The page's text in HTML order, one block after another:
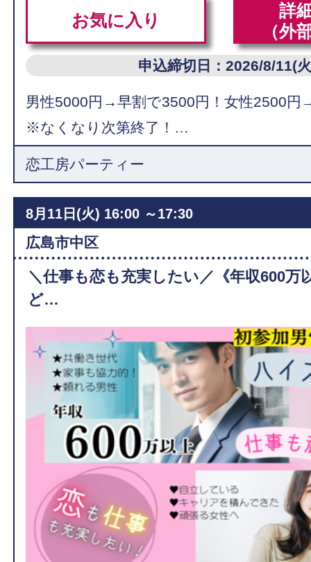
お気に入り
詳
（外
申込締切日：2026/8/11(
男性5000円→早割で3500円！女性2500円
※なくなり次第終了！…
恋工房パーティー
8月11日(火) 16:00 ～17:30
広島市中区
＼仕事も恋も充実したい／《年収600万
ど…